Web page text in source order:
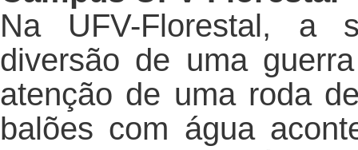
Na UFV-Florestal, a
diversão de uma
atenção de uma roda
balões com água